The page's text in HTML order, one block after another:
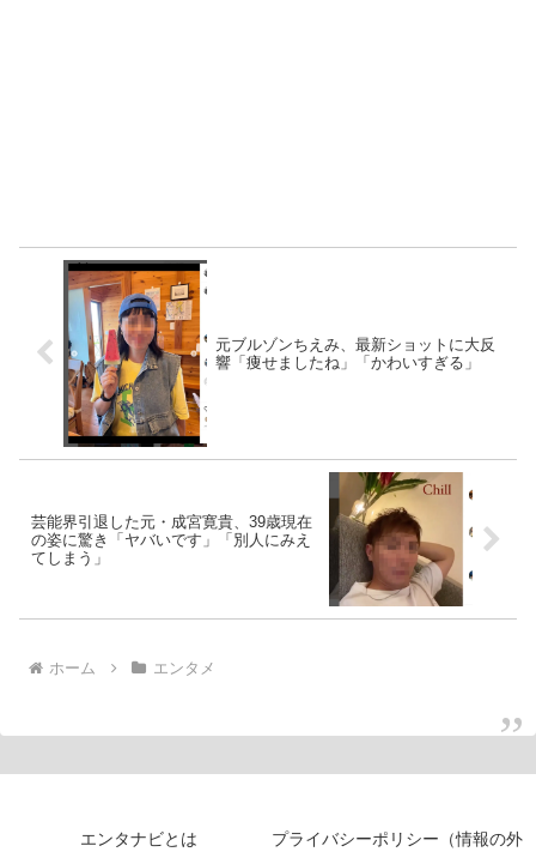
元ブルゾンちえみ、最新ショットに大反
響「痩せましたね」「かわいすぎる」
芸能界引退した元・成宮寛貴、39歳現在
の姿に驚き「ヤバいです」「別人にみえ
てしまう」
ホーム エンタメ
エンタナビとは プライバシーポリシー（情報の外